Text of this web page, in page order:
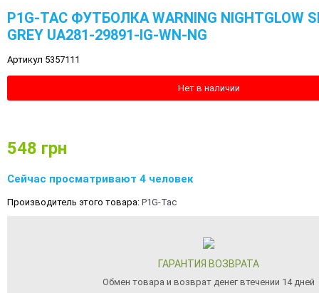
P1G-TAC ФУТБОЛКА WARNING NIGHTGLOW
GREY UA281-29891-IG-WN-NG
Артикул 5357111
Нет в наличии
548 грн
Сейчас просматривают 4 человек
Производитель этого товара: P1G-Tac
ГАРАНТИЯ ВОЗВРАТА
Обмен товара и возврат денег втечении 14 дней